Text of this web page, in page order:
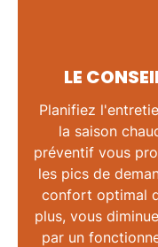
LE
Planifiez
la saison
préventif vous
les pics de
confort optimal
plus, vous
par un